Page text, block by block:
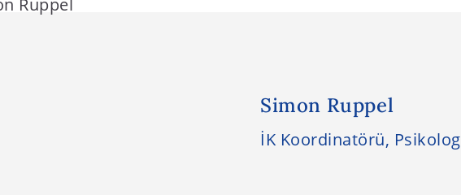
Simon Ruppel
İK Koordinatörü, Psikolog